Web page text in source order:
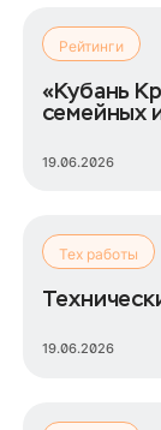
Рейтинги
«Кубань
семейных
19.06.2026
Тех работы
19.06.2026